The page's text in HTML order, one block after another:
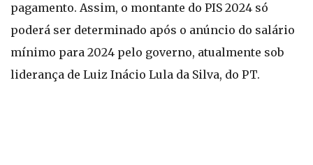
pagamento. Assim, o montante do PIS 2024 só
poderá ser determinado após o anúncio do salário
mínimo para 2024 pelo governo, atualmente sob
liderança de Luiz Inácio Lula da Silva, do PT.